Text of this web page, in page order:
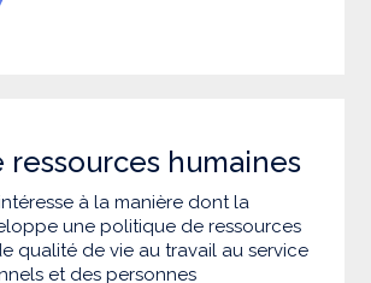
ressources humaines
à la manière dont la
une politique de ressources
qualité de vie au travail au service
et des personnes